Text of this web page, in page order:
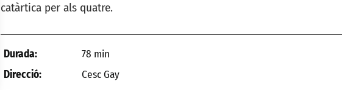
catàrtica per als quatre.
Durada:
78 min
Direcció:
Cesc Gay